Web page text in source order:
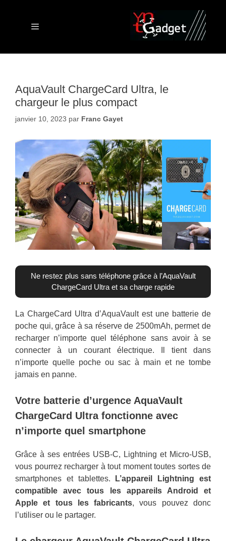
Menu
AquaVault ChargeCard Ultra, le
chargeur le plus compact
janvier 10, 2023 par Franc Gayet
Ne restez plus sans téléphone grâce à l’AquaVault
ChargeCard Ultra et sa charge rapide
La ChargeCard Ultra d’AquaVault est une batterie de
poche qui, grâce à sa réserve de 2500mAh, permet de
recharger n’importe quel téléphone sans avoir à se
connecter à un courant électrique. Il tient dans
n’importe quelle poche ou sac à main et ne tombe
jamais en panne.
Votre batterie d’urgence AquaVault
ChargeCard Ultra fonctionne avec
n’importe quel smartphone
Grâce à ses entrées USB-C, Lightning et Micro-USB,
vous pourrez recharger à tout moment toutes sortes de
smartphones et tablettes.
L’appareil Lightning est
compatible avec tous les appareils Android et
Apple et tous les fabricants, vous pouvez donc
l’utiliser ou le partager.